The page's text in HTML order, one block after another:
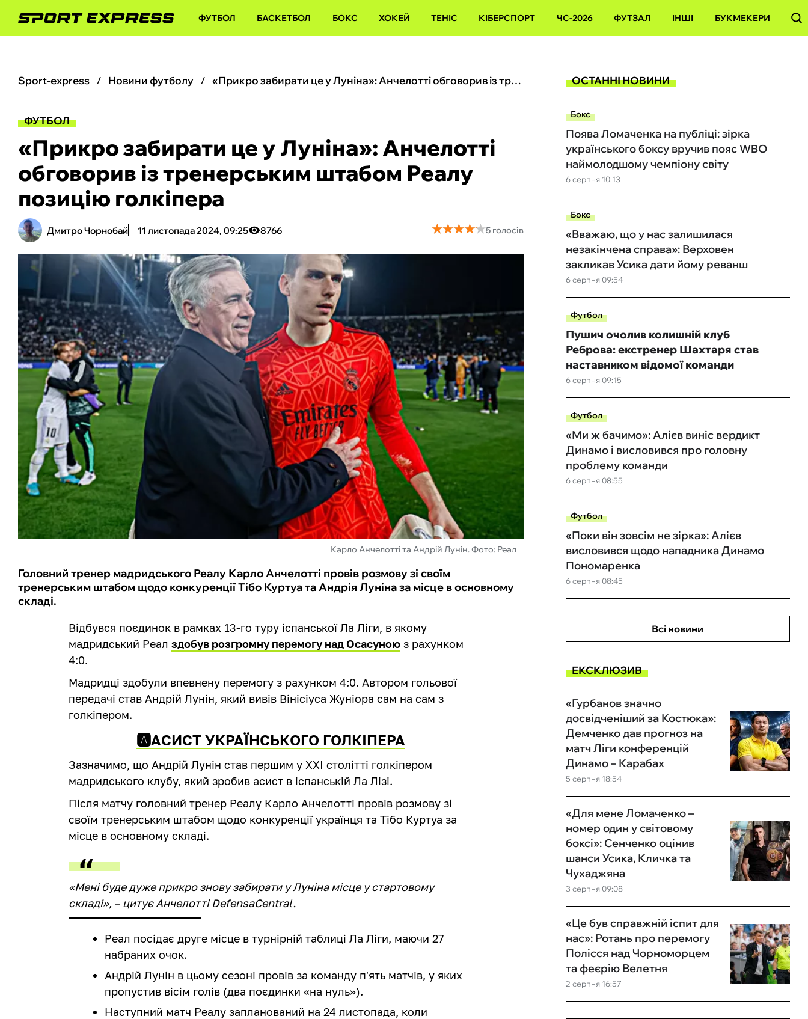
ФУТБОЛ БАСКЕТБОЛ БОКС ХОКЕЙ ТЕНІС КІБЕРСПОРТ ЧС-2026 ФУТЗАЛ ІНШІ БУКМЕКЕРИ
sport-express новини футболу «Прикро забирати це у Луніна»: Анчелотті обговорив із тренерським штабом Реалу позицію голкіпера
ФУТБОЛ
«Прикро забирати це у Луніна»: Анчелотті
обговорив із тренерським штабом Реалу
позицію голкіпера
Дмитро Чорнобай 11 листопада 2024, 09:25 8766 ★★★★★
★★★★★5 голосів
Карло Анчелотті та Андрій Лунін. Фото: Реал
Головний тренер мадридського Реалу Карло Анчелотті провів розмову зі своїм
тренерським штабом щодо конкуренції Тібо Куртуа та Андрія Луніна за місце в основному
складі.
Відбувся поєдинок в рамках 13-го туру іспанської Ла Ліги, в якому
мадридський Реалздобув розгромну перемогу над Осасуною з рахунком
4:0.
Мадридці здобули впевнену перемогу з рахунком 4:0. Автором гольової
передачі став Андрій Лунін, який вивів Вінісіуса Жуніора сам на сам з
голкіпером.
🅰️АСИСТ УКРАЇНСЬКОГО ГОЛКІПЕРА
Зазначимо, що Андрій Лунін став першим у XXI столітті голкіпером
мадридського клубу, який зробив асист в іспанській Ла Лізі.
Після матчу головний тренер Реалу Карло Анчелотті провів розмову зі
своїм тренерським штабом щодо конкуренції українця та Тібо Куртуа за
місце в основному складі.
«Мені буде дуже прикро знову забирати у Луніна місце у стартовому
складі», – цитує Анчелотті DefensaCentral.
Реал посідає друге місце в турнірній таблиці Ла Ліги, маючи 27
набраних очок.
Андрій Лунін в цьому сезоні провів за команду п'ять матчів, у яких
пропустив вісім голів (два поєдинки «на нуль»).
Наступний матч Реалу запланований на 24 листопада, коли
ОСТАННІ НОВИНИ
Бокс
6 серпня 10:13
Поява Ломаченка на публіці: зірка
українського боксу вручив пояс WBO
наймолодшому чемпіону світу
Бокс
6 серпня 09:54
«Вважаю, що у нас залишилася
незакінчена справа»: Верховен
закликав Усика дати йому реванш
Футбол
6 серпня 09:15
Пушич очолив колишній клуб
Реброва: екстренер Шахтаря став
наставником відомої команди
Футбол
6 серпня 08:55
«Ми ж бачимо»: Алієв виніс вердикт
Динамо і висловився про головну
проблему команди
Футбол
6 серпня 08:45
«Поки він зовсім не зірка»: Алієв
висловився щодо нападника Динамо
Пономаренка
Всі новини
ЕКСКЛЮЗИВ
5 серпня 18:54
«Гурбанов значно
досвідченіший за Костюка»:
Демченко дав прогноз на
матч Ліги конференцій
Динамо – Карабах
3 серпня 09:08
«Для мене Ломаченко –
номер один у світовому
боксі»: Сенченко оцінив
шанси Усика, Кличка та
Чухаджяна
2 серпня 16:57
«Це був справжній іспит для
нас»: Ротань про перемогу
Полісся над Чорноморцем
та феєрію Велетня